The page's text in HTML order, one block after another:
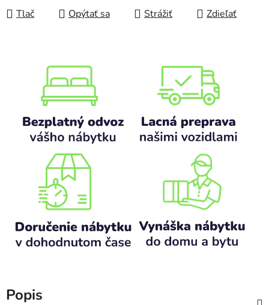
Tlač Opýtať sa Strážiť Zdieľať
Popis